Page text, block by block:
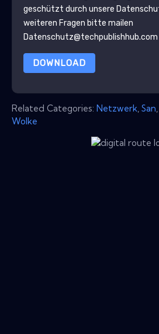
geschützt durch unsere
weiteren Fragen bitte mailen
Datenschutz@techpublishhub.com
DOWNLOAD
Related Categories: Netzwerk San
Wolke